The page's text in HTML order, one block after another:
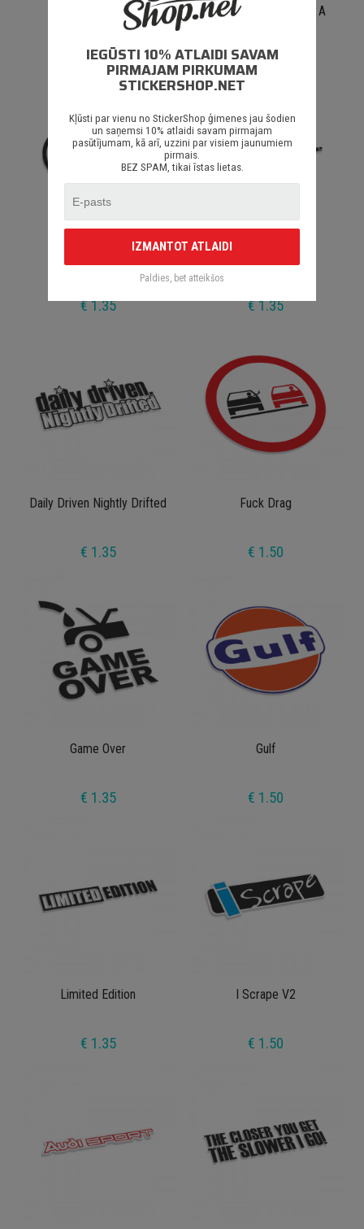
€ 1.35
BIO Diesel This Car Is A
€ 1.35
€ 1.35 € 1.35
Daily Driven Nightly Drifted
€ 1.35
Fuck Drag
€ 1.50
Game Over
€ 1.35
Gulf
€ 1.50
Limited Edition
€ 1.35
I Scrape V2
€ 1.50
IEGŪSTI 10% ATLAIDI SAVAM
PIRMAJAM PIRKUMAM
STICKERSHOP.NET
Kļūsti par vienu no StickerShop ģimenes jau šodien
un saņemsi 10% atlaidi savam pirmajam
pasūtījumam, kā arī, uzzini par visiem jaunumiem
pirmais.
BEZ SPAM, tikai īstas lietas.
IZMANTOT ATLAIDI
Paldies, bet atteikšos